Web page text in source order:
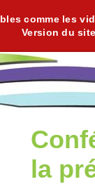
comme les
Version du
la